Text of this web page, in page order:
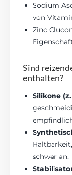
Sodium
von
Zinc
Sind
enthalten?
Silikone
schwer an.